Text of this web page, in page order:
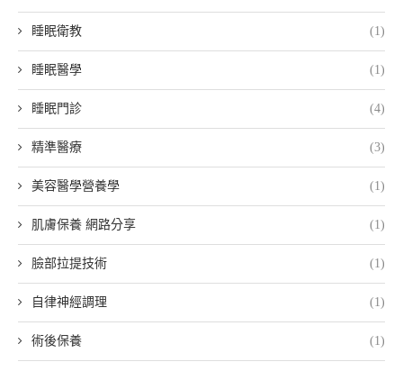
睡眠衛教 (1)
睡眠醫學 (1)
睡眠門診 (4)
精準醫療 (3)
美容醫學營養學 (1)
肌膚保養 網路分享 (1)
臉部拉提技術 (1)
自律神經調理 (1)
術後保養 (1)